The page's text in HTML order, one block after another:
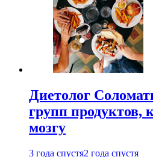
Диетолог
групп продуктов,
мозгу
3 года спустя2 года спустя